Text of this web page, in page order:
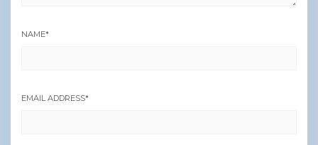
NAME*
EMAIL ADDRESS*